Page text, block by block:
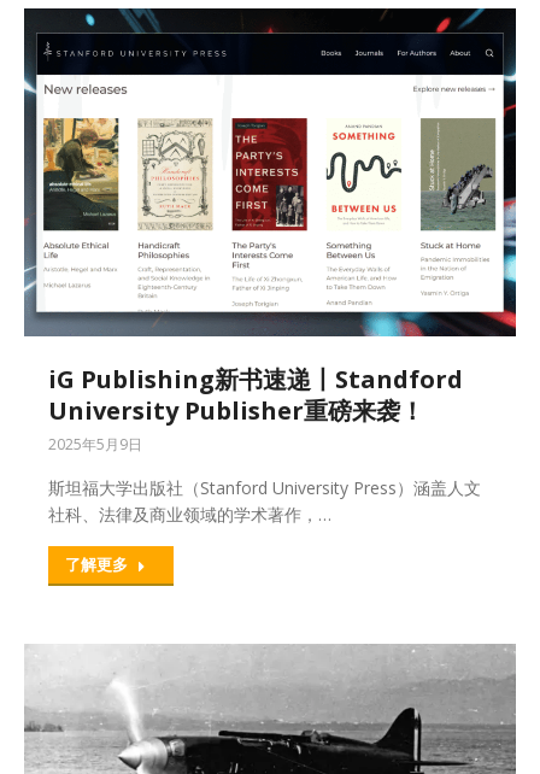
iG Publishing新书速递丨Standford
University Publisher重磅来袭！
2025年5月9日
斯坦福大学出版社（Stanford University Press）涵盖人文
社科、法律及商业领域的学术著作，…
了解更多